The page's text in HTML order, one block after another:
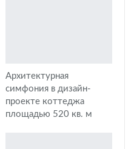
Архитектурная
симфония в дизайн-
проекте коттеджа
площадью 520 кв. м